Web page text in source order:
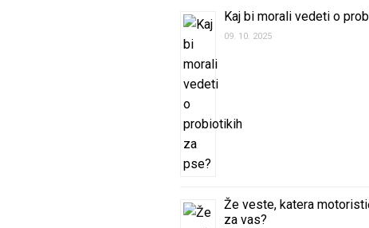
Kaj bi morali vedeti o
09. 10. 2025
Že veste, katera
za vas?